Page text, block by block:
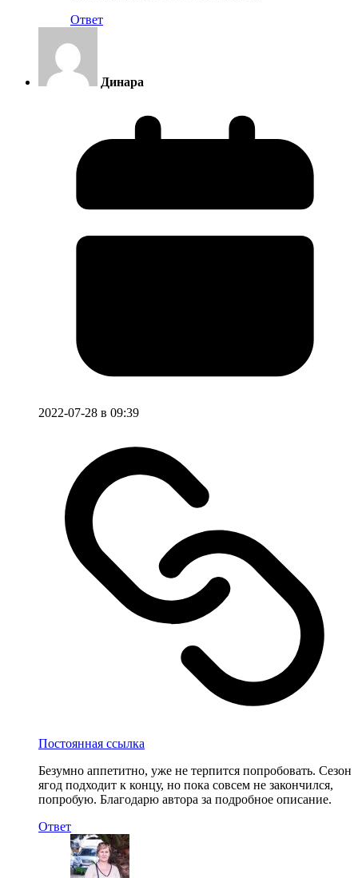
Ответ
Динара
2022-07-28 в 09:39
Постоянная ссылка
Безумно аппетитно, уже не терпится попробовать. Сезон
ягод подходит к концу, но пока совсем не закончился,
попробую. Благодарю автора за подробное описание.
Ответ